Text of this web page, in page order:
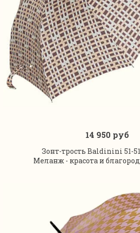
В корзину
14 950 руб
Зонт-трость Baldinini 51-
Меланж - красота и